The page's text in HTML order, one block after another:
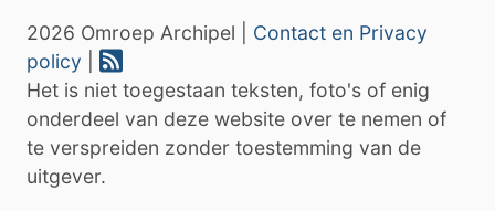
2026 Omroep Archipel | Contact en Privacy
policy
Het is niet toegestaan teksten, foto's of enig
onderdeel van deze website over te nemen of
te verspreiden zonder toestemming van de
uitgever.